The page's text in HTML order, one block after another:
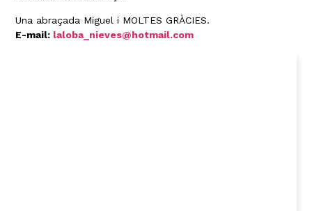
Una abraçada Miguel i MOLTES GRÀCIES.
E-mail: laloba_nieves@hotmail.com